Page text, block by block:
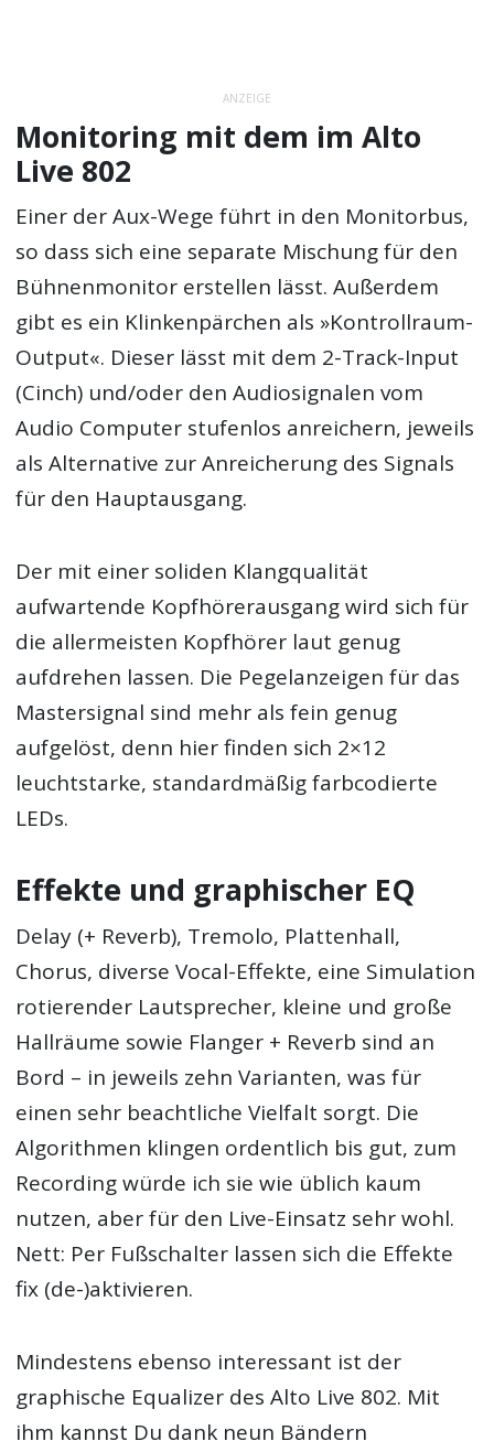
ANZEIGE
Monitoring mit dem im Alto
Live 802
Einer der Aux-Wege führt in den Monitorbus,
so dass sich eine separate Mischung für den
Bühnenmonitor erstellen lässt. Außerdem
gibt es ein Klinkenpärchen als »Kontrollraum-
Output«. Dieser lässt mit dem 2-Track-Input
(Cinch) und/oder den Audiosignalen vom
Audio Computer stufenlos anreichern, jeweils
als Alternative zur Anreicherung des Signals
für den Hauptausgang.
Der mit einer soliden Klangqualität
aufwartende Kopfhörerausgang wird sich für
die allermeisten Kopfhörer laut genug
aufdrehen lassen. Die Pegelanzeigen für das
Mastersignal sind mehr als fein genug
aufgelöst, denn hier finden sich 2×12
leuchtstarke, standardmäßig farbcodierte
LEDs.
Effekte und graphischer EQ
Delay (+ Reverb), Tremolo, Plattenhall,
Chorus, diverse Vocal-Effekte, eine Simulation
rotierender Lautsprecher, kleine und große
Hallräume sowie Flanger + Reverb sind an
Bord – in jeweils zehn Varianten, was für
einen sehr beachtliche Vielfalt sorgt. Die
Algorithmen klingen ordentlich bis gut, zum
Recording würde ich sie wie üblich kaum
nutzen, aber für den Live-Einsatz sehr wohl.
Nett: Per Fußschalter lassen sich die Effekte
fix (de-)aktivieren.
Mindestens ebenso interessant ist der
graphische Equalizer des Alto Live 802. Mit
ihm kannst Du dank neun Bändern